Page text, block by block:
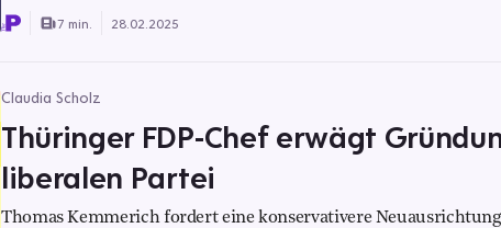
7 min. 28.02.2025
Claudia Scholz
Thüringer FDP-Chef erwägt
liberalen Partei
Thomas Kemmerich fordert eine konservativere Neuausrichtung